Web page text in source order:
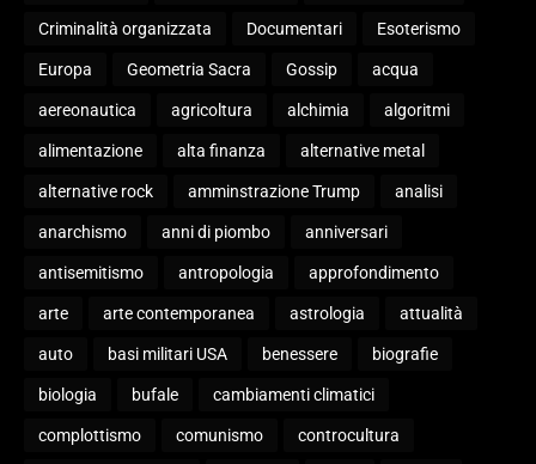
Criminalità organizzata Documentari Esoterismo
Europa Geometria Sacra Gossip acqua
aereonautica agricoltura alchimia algoritmi
alimentazione alta finanza alternative metal
alternative rock amminstrazione Trump analisi
anarchismo anni di piombo anniversari
antisemitismo antropologia approfondimento
arte arte contemporanea astrologia attualità
auto basi militari USA benessere biografie
biologia bufale cambiamenti climatici
complottismo comunismo controcultura